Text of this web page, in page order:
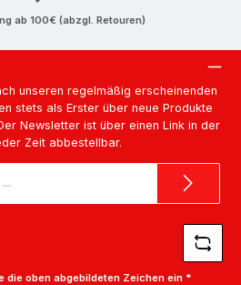
ab 100€ (abzgl. Retouren)
unseren regelmäßig erscheinenden
stets als Erster über neue Produkte
Newsletter ist über einen Link in der
Zeit abbestellbar.
die oben abgebildeten Zeichen ein *